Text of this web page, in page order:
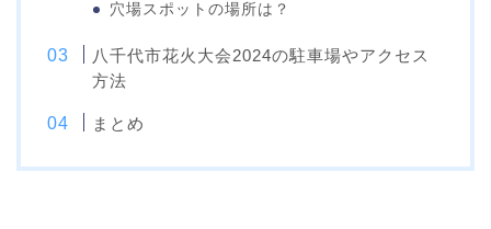
穴場スポットの場所は？
八千代市花火大会2024の駐車場やアクセス
方法
まとめ